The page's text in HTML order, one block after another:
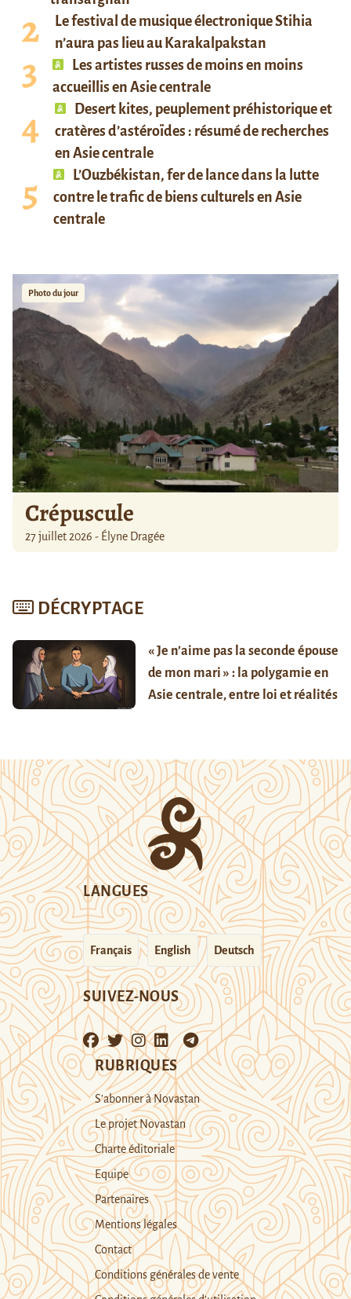
Le festival de musique électronique Stihia
n’aura pas lieu au Karakalpakstan
Les artistes russes de moins en moins
accueillis en Asie centrale
Desert kites, peuplement préhistorique et
cratères d’astéroïdes : résumé de recherches
en Asie centrale
L’Ouzbékistan, fer de lance dans la lutte
contre le trafic de biens culturels en Asie
centrale
Photo du jour
Crépuscule
27 juillet 2026 - Élyne Dragée
DÉCRYPTAGE
« Je n’aime pas la seconde épouse
de mon mari » : la polygamie en
Asie centrale, entre loi et réalités
LANGUES
Français English Deutsch
SUIVEZ-NOUS
RUBRIQUES
S’abonner à Novastan
Le projet Novastan
Charte éditoriale
Equipe
Partenaires
Mentions légales
Contact
Conditions générales de vente